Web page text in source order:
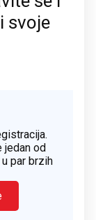
svoje
jedan od
par brzih